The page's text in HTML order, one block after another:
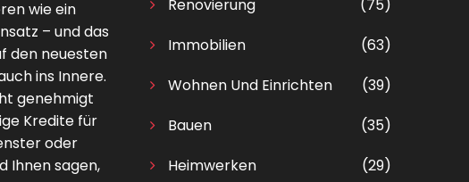
wie ein
– und das
den neuesten
ins Innere.
genehmigt
Kredite für
oder
Ihnen sagen,
Renovierung
(75)
Immobilien
(63)
Wohnen Und Einrichten
(39)
Bauen
(35)
Heimwerken
(29)